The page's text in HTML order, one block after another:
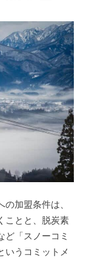
加盟条件は、
ことと、脱炭素
ど「スノーコミ
いうコミットメ